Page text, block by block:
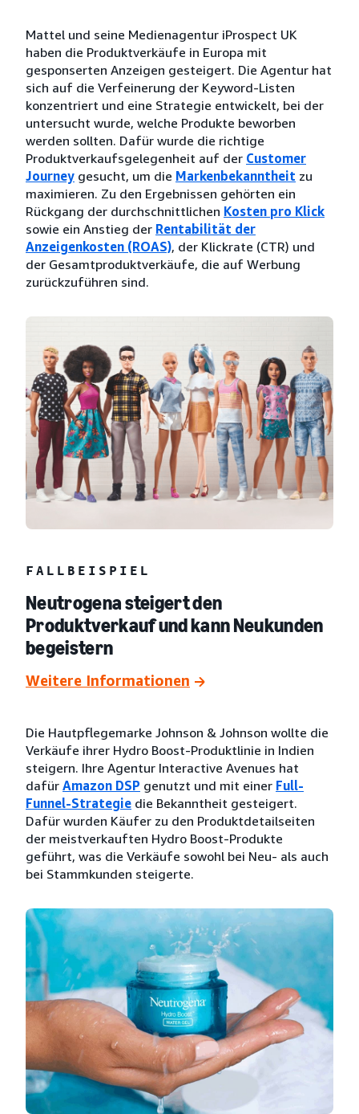
Mattel und seine Medienagentur iProspect UK
haben die Produktverkäufe in Europa mit
gesponserten Anzeigen gesteigert. Die Agentur hat
sich auf die Verfeinerung der Keyword-Listen
konzentriert und eine Strategie entwickelt, bei der
untersucht wurde, welche Produkte beworben
werden sollten. Dafür wurde die richtige
Produktverkaufsgelegenheit auf der Customer
Journey gesucht, um die Markenbekanntheit zu
maximieren. Zu den Ergebnissen gehörten ein
Rückgang der durchschnittlichen Kosten pro Klick
sowie ein Anstieg der Rentabilität der
Anzeigenkosten (ROAS), der Klickrate (CTR) und
der Gesamtproduktverkäufe, die auf Werbung
zurückzuführen sind.
FALLBEISPIEL
Neutrogena steigert den
Produktverkauf und kann Neukunden
begeistern
Weitere Informationen
Die Hautpflegemarke Johnson & Johnson wollte die
Verkäufe ihrer Hydro Boost-Produktlinie in Indien
steigern. Ihre Agentur Interactive Avenues hat
dafür Amazon DSP genutzt und mit einer Full-
Funnel-Strategie die Bekanntheit gesteigert.
Dafür wurden Käufer zu den Produktdetailseiten
der meistverkauften Hydro Boost-Produkte
geführt, was die Verkäufe sowohl bei Neu- als auch
bei Stammkunden steigerte.